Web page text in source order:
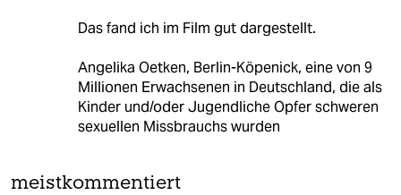
Das fand ich im Film gut dargestellt.
Angelika Oetken, Berlin-Köpenick, eine von 9
Millionen Erwachsenen in Deutschland, die als
Kinder und/oder Jugendliche Opfer schweren
sexuellen Missbrauchs wurden
meistkommentiert